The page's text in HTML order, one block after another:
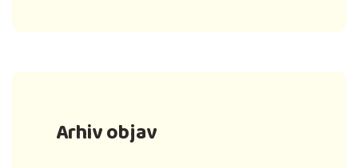
Arhiv objav